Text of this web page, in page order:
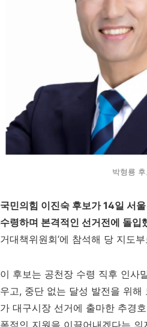
박형룡
국민의힘 이진숙 후보가 14일 서
수령하며 본격적인 선거전에 돌입
거대책위원회’에 참석해 당 지도
이 후보는 공천장 수령 직후 인사
우고, 중단 없는 달성 발전을 위해
가 대구시장 선거에 출마한 추경
폭적인 지원을 이끌어내겠다는 의